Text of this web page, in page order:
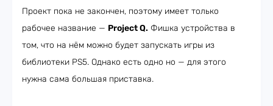
Проект пока не закончен, поэтому имеет только
рабочее название — Project Q. Фишка устройства в
том, что на нём можно будет запускать игры из
библиотеки PS5. Однако есть одно но — для этого
нужна сама большая приставка.